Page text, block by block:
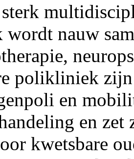
nauw
polikliniek zijn
en
en
kwetsbare